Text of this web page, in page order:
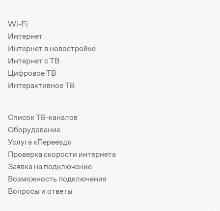
Wi-Fi
Интернет
Интернет в новостройке
Интернет с ТВ
Цифровое ТВ
Интерактивное ТВ
Список ТВ-каналов
Оборудование
Услуга «Переезд»
Проверка скорости интернета
Заявка на подключение
Возможность подключения
Вопросы и ответы